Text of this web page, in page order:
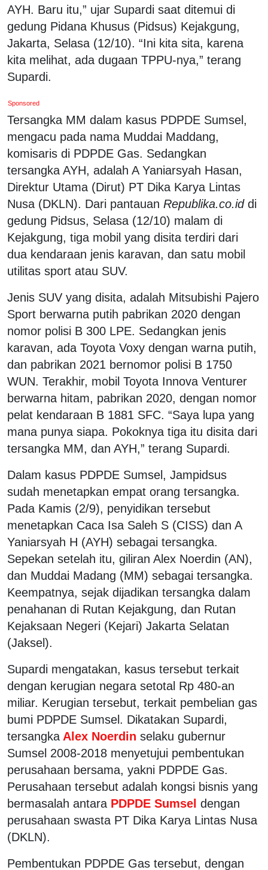
AYH. Baru itu,” ujar Supardi saat ditemui di
gedung Pidana Khusus (Pidsus) Kejakgung,
Jakarta, Selasa (12/10). “Ini kita sita, karena
kita melihat, ada dugaan TPPU-nya,” terang
Supardi.
Sponsored
Tersangka MM dalam kasus PDPDE Sumsel,
mengacu pada nama Muddai Maddang,
komisaris di PDPDE Gas. Sedangkan
tersangka AYH, adalah A Yaniarsyah Hasan,
Direktur Utama (Dirut) PT Dika Karya Lintas
Nusa (DKLN). Dari pantauan Republika.co.iddi
gedung Pidsus, Selasa (12/10) malam di
Kejakgung, tiga mobil yang disita terdiri dari
dua kendaraan jenis karavan, dan satu mobil
utilitas sport atau SUV.
Jenis SUV yang disita, adalah Mitsubishi Pajero
Sport berwarna putih pabrikan 2020 dengan
nomor polisi B 300 LPE. Sedangkan jenis
karavan, ada Toyota Voxy dengan warna putih,
dan pabrikan 2021 bernomor polisi B 1750
WUN. Terakhir, mobil Toyota Innova Venturer
berwarna hitam, pabrikan 2020, dengan nomor
pelat kendaraan B 1881 SFC. “Saya lupa yang
mana punya siapa. Pokoknya tiga itu disita dari
tersangka MM, dan AYH,” terang Supardi.
Dalam kasus PDPDE Sumsel, Jampidsus
sudah menetapkan empat orang tersangka.
Pada Kamis (2/9), penyidikan tersebut
menetapkan Caca Isa Saleh S (CISS) dan A
Yaniarsyah H (AYH) sebagai tersangka.
Sepekan setelah itu, giliran Alex Noerdin (AN),
dan Muddai Madang (MM) sebagai tersangka.
Keempatnya, sejak dijadikan tersangka dalam
penahanan di Rutan Kejakgung, dan Rutan
Kejaksaan Negeri (Kejari) Jakarta Selatan
(Jaksel).
Supardi mengatakan, kasus tersebut terkait
dengan kerugian negara setotal Rp 480-an
miliar. Kerugian tersebut, terkait pembelian gas
bumi PDPDE Sumsel. Dikatakan Supardi,
tersangka Alex Noerdin selaku gubernur
Sumsel 2008-2018 menyetujui pembentukan
perusahaan bersama, yakni PDPDE Gas.
Perusahaan tersebut adalah kongsi bisnis yang
bermasalah antara PDPDE Sumsel dengan
perusahaan swasta PT Dika Karya Lintas Nusa
(DKLN).
Pembentukan PDPDE Gas tersebut, dengan